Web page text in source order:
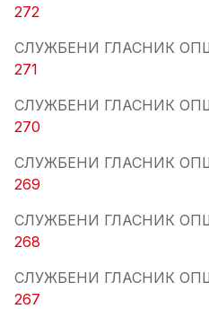
272
СЛУЖБЕНИ ГЛАСНИК
271
СЛУЖБЕНИ ГЛАСНИК
270
СЛУЖБЕНИ ГЛАСНИК
269
СЛУЖБЕНИ ГЛАСНИК
268
СЛУЖБЕНИ ГЛАСНИК
267